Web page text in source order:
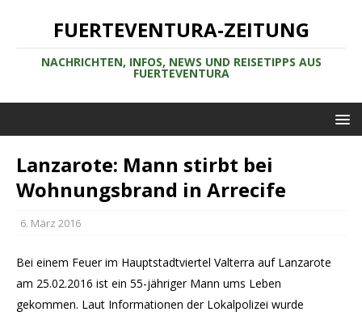
FUERTEVENTURA-ZEITUNG
NACHRICHTEN, INFOS, NEWS UND REISETIPPS AUS
FUERTEVENTURA
Lanzarote: Mann stirbt bei
Wohnungsbrand in Arrecife
6. März 2016
Bei einem Feuer im Hauptstadtviertel Valterra auf Lanzarote
am 25.02.2016 ist ein 55-jähriger Mann ums Leben
gekommen. Laut Informationen der Lokalpolizei wurde